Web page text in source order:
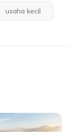
usaha kecil